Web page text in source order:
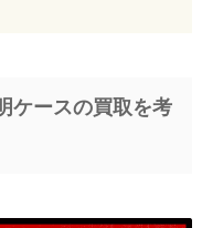
ケースの買取を考